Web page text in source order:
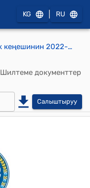
KG RU
Кара-Булак айылдык кеңешинин 2022-жылдын 22-декабрындагы № 99 "Өзгөчө кырдаалдардын алдын алууга жана анын кесепеттерин жоюуга даярдык боюнча" токтому
Шилтеме документтер
Салыштыруу